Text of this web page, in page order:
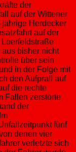
der
auf der Wittener
jährige Herdecker
auf der
bisher nicht
über sein
in der Folge mit
den Aufprall auf
die rechte
Fallen zerstörte
der
fünf
denen vier
verletzte sich